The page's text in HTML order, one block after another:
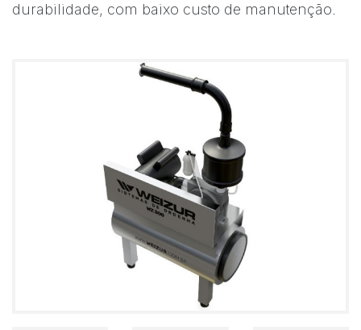
durabilidade, com baixo custo de manutenção.